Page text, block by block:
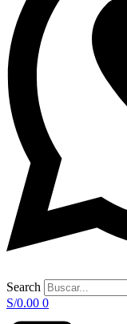
Search
S/0.00 0